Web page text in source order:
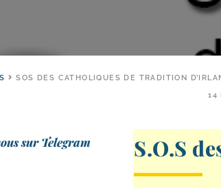
SOS DES CATHOLIQUES DE TRADITION
14
sur Telegram S.O.S